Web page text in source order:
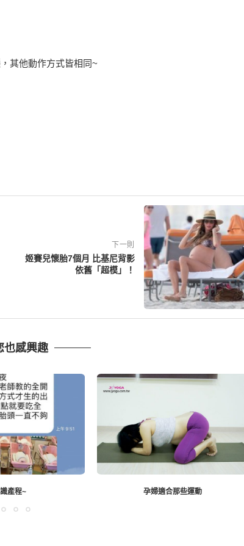
其他動作方式皆相同~
下一則
姬賽兒懷胎7個月 比基尼背影
依舊「超模」！
也感興趣
合那些運動
美背如何練習？貓式伸展-瑜珈教學158-【瑜珈